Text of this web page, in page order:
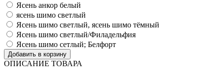
Ясень анкор белый
ясень шимо светлый
Ясень шимо светлый, ясень шимо тёмный
Ясень шимо светлый/Филадельфия
Ясень шимо сетлый; Белфорт
ОПИСАНИЕ ТОВАРА